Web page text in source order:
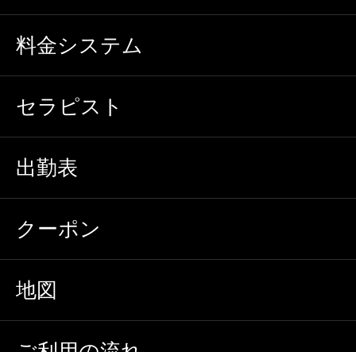
料金システム
セラピスト
出勤表
クーポン
地図